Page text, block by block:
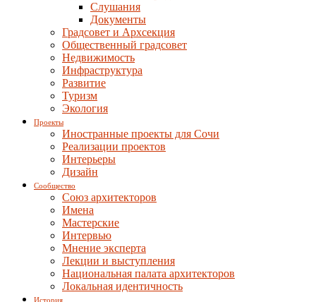
Слушания
Документы
Градсовет и Архсекция
Общественный градсовет
Недвижимость
Инфраструктура
Развитие
Туризм
Экология
Проекты
Иностранные проекты для Сочи
Реализации проектов
Интерьеры
Дизайн
Сообщество
Союз архитекторов
Имена
Мастерские
Интервью
Мнение эксперта
Лекции и выступления
Национальная палата архитекторов
Локальная идентичность
История